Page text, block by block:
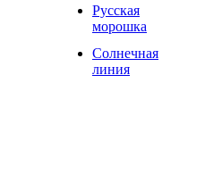
Русская
морошка
Солнечная
линия